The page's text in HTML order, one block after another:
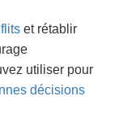
et rétablir
utiliser pour
décisions